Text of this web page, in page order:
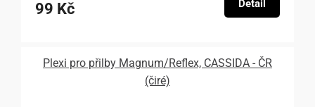
99 Kč Detail
Plexi pro přilby Magnum/Reflex, CASSIDA - ČR
(čiré)